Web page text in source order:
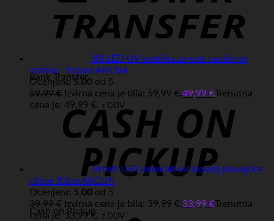
Bank Transfer
Cash on Pickup
80 LED UV svetilka za rast rastlin na
stativu - tripod AKCIJA
Ocenjeno5.00 od 5
59,99€ Izvirna cena je bila: 59,99 €.49,99 €Trenutna
cena je: 49,99 €. z DDV
Vrteči LED dekorativni akvarij plavajoče
ribice 30cm AKCIJA
Ocenjeno 5.00 od 5
39,99€ Izvirna cena je bila: 39,99 €.33,99 €Trenutna
cena je: 33,99 €. z DDV